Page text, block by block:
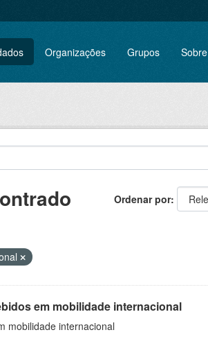
Organizações Grupos Sobre
Ordenar por
em mobilidade internacional
mobilidade internacional